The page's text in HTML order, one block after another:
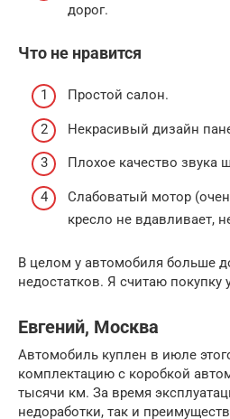
дорог.
Что не нравится
Простой салон.
Некрасивый дизайн
Плохое качество звука
Слабоватый мотор
кресло не вдавливает,
В целом у автомобиля больше
недостатков. Я считаю покупку
Евгений, Москва
Автомобиль куплен в июле
комплектацию с коробкой
тысячи км. За время
недоработки, так и